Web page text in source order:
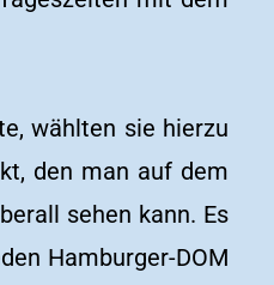
wählten sie hierzu
den man auf dem
sehen kann. Es
Hamburger-DOM